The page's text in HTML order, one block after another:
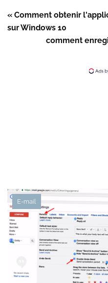
« Comment obtenir
sur Windows 10
comment
E-mail